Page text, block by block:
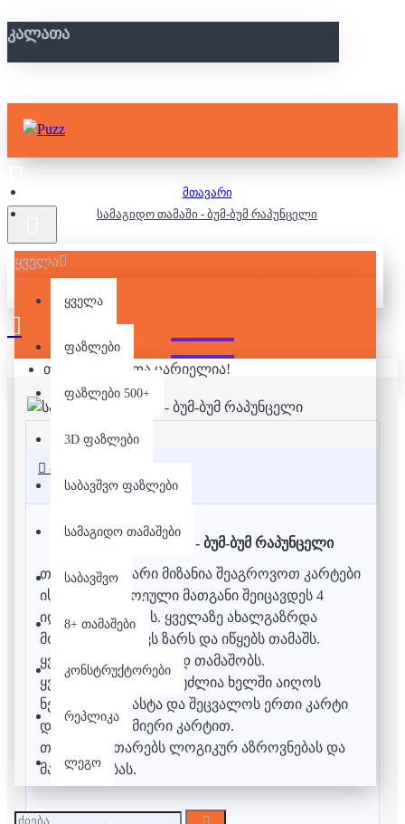
ᲙᲐᲚᲐᲗᲐ
ყველა
ყველა
ფაზლები
ფაზლები 500+
3D ფაზლები
საბავშვო ფაზლები
სამაგიდო თამაშები
საბავშვო
8+ თამაშები
კონსტრუქტორები
რეპლიკა
ლეგო
თქვენი კალათა ცარიელია!
მთავარი
სამაგიდო თამაში - ბუმ-ბუმ რაპუნცელი
ᲡᲐᲛᲐᲒᲘᲓᲝ ᲗᲐᲛᲐᲨᲘ - ᲑᲣᲛ-
ᲑᲣᲛ ᲠᲐᲞᲣᲜᲪᲔᲚᲘ
აღწერა
სამაგიდო თამაში - ბუმ-ბუმ რაპუნცელი
თამაშის მთავარი მიზანია შეაგროვოთ კარტები
ისე რომ თითოეული მათგანი შეიცავდეს 4
იდენტურ სურათს. ყველაზე ახალგაზრდა
მოთამაშე რეკავს ზარს და იწყებს თამაშს.
ყველა ერყდროულად თამაშობს.
ყველა მოთამაშეს შეუძლია ხელში აიღოს
ნებისმიერი დასტა და შეცვალოს ერთი კარტი
დაფაზე ნებისმიერი კარტით.
თამაში ავითარებს ლოგიკურ აზროვნებას და
მახსოვრობას.